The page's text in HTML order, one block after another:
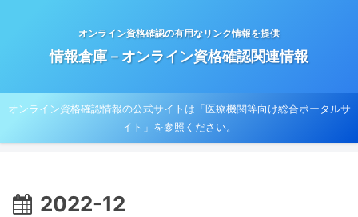
オンライン資格確認の有用なリンク情報を提供
情報倉庫－オンライン資格確認関連情報
オンライン資格確認情報の公式サイトは「医療機関等向け総合ポータルサ
イト」を参照ください。
2022-12